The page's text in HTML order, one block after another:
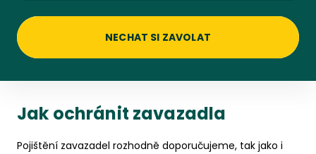
NECHAT SI ZAVOLAT
Jak ochránit zavazadla
Pojištění zavazadel rozhodně doporučujeme, tak jako i